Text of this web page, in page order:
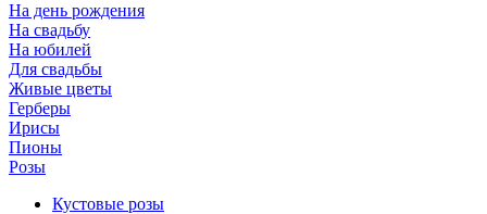
На день рождения
На свадьбу
На юбилей
Для свадьбы
Живые цветы
Герберы
Ирисы
Пионы
Розы
Кустовые розы